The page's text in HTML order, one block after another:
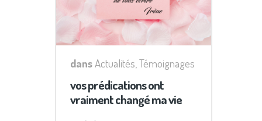
dansActualités,Témoignages
vos prédications ont
vraiment changé ma vie